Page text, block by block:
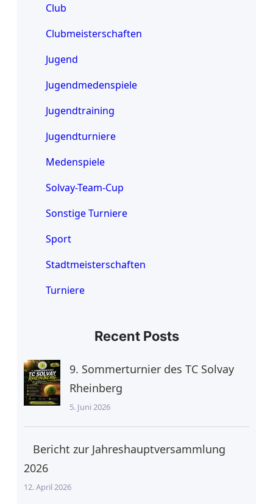
Club
Clubmeisterschaften
Jugend
Jugendmedenspiele
Jugendtraining
Jugendturniere
Medenspiele
Solvay-Team-Cup
Sonstige Turniere
Sport
Stadtmeisterschaften
Turniere
Recent Posts
9. Sommerturnier des TC Solvay
Rheinberg
5. Juni 2026
Bericht zur Jahreshauptversammlung
2026
12. April 2026